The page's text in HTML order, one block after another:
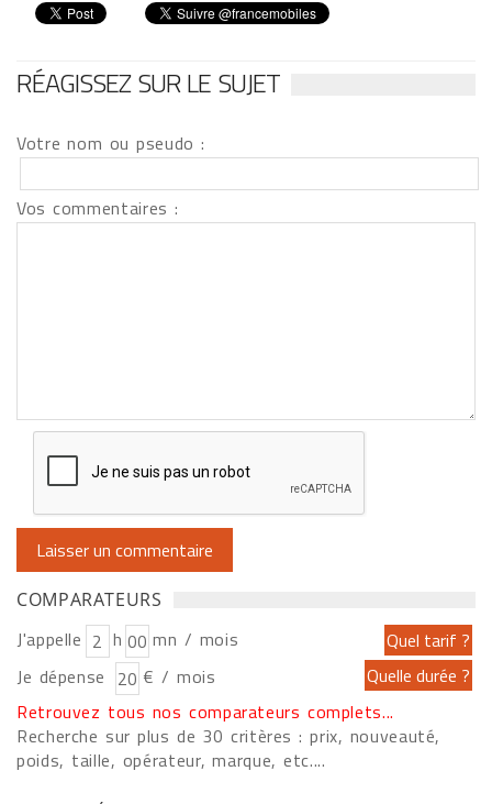
RÉAGISSEZ SUR LE SUJET
Votre nom ou pseudo :
Vos commentaires :
COMPARATEURS
J'appelle h
mn / mois
Je dépense
€ / mois
Retrouvez tous nos comparateurs complets...
Recherche sur plus de 30 critères : prix, nouveauté,
poids, taille, opérateur, marque, etc....